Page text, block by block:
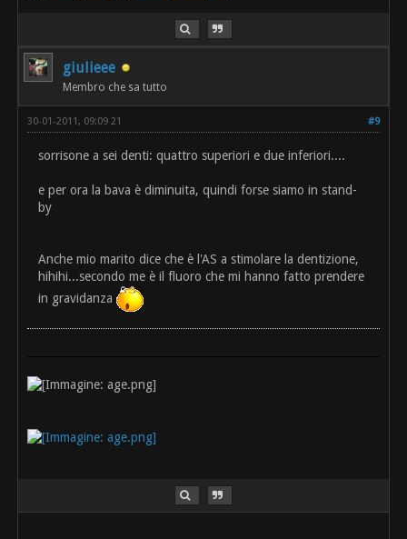
giulieee
Membro che sa tutto
#9
30-01-2011, 09:09 21
sorrisone a sei denti: quattro superiori e due inferiori....
e per ora la bava è diminuita, quindi forse siamo in stand-
by
Anche mio marito dice che è l'AS a stimolare la dentizione,
hihihi...secondo me è il fluoro che mi hanno fatto prendere
in gravidanza